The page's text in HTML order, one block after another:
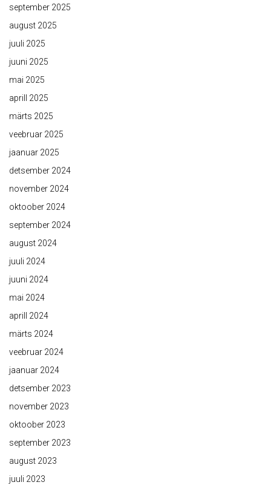
september 2025
august 2025
juuli 2025
juuni 2025
mai 2025
aprill 2025
märts 2025
veebruar 2025
jaanuar 2025
detsember 2024
november 2024
oktoober 2024
september 2024
august 2024
juuli 2024
juuni 2024
mai 2024
aprill 2024
märts 2024
veebruar 2024
jaanuar 2024
detsember 2023
november 2023
oktoober 2023
september 2023
august 2023
juuli 2023